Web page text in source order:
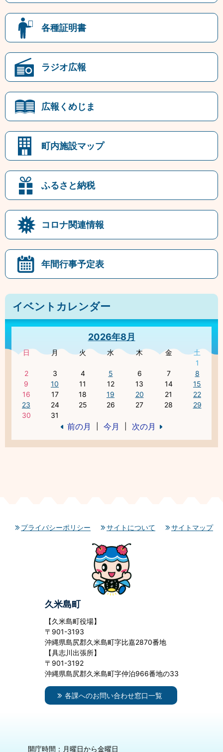
各種証明書
ラジオ広報
広報くめじま
町内施設マップ
ふるさと納税
コロナ関連情報
年間行事予定表
イベントカレンダー
2026年8月
日 月 火 水 木 金
土
1
2
3 4 5 6 7
8
9
10 11 12 13 14
15
16
17 18 19 20 21
22
23
24 25 26 27 28
29
30
31
前の月 今月 次の月
プライバシーポリシー サイトについて サイトマップ
久米島町
【久米島町役場】
〒901-3193
沖縄県島尻郡久米島町字比嘉2870番地
【具志川出張所】
〒901-3192
沖縄県島尻郡久米島町字仲泊966番地の33
各課へのお問い合わせ窓口一覧
開庁時間：月曜日から金曜日